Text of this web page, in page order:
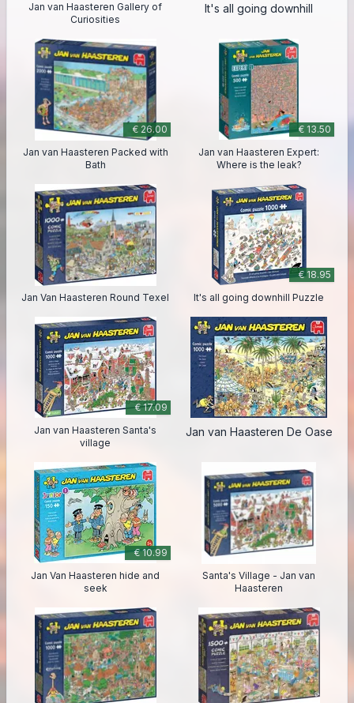
Jan van Haasteren Gallery of
Curiosities
It's all going downhill
€ 26.00
Jan van Haasteren Packed with
Bath
€ 13.50
Jan van Haasteren Expert:
Where is the leak?
Jan Van Haasteren Round Texel
€ 18.95
It's all going downhill Puzzle
€ 17.09
Jan van Haasteren Santa's
village
Jan van Haasteren De Oase
€ 10.99
Jan Van Haasteren hide and
seek
Santa's Village - Jan van
Haasteren